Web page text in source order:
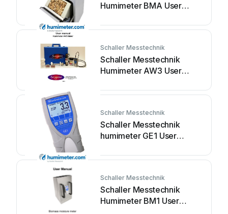
Humimeter BMA User
Schaller Messtechnik
Schaller Messtechnik
Humimeter AW3 User
Schaller Messtechnik
Schaller Messtechnik
humimeter GE1 User
Schaller Messtechnik
Schaller Messtechnik
Humimeter BM1 User